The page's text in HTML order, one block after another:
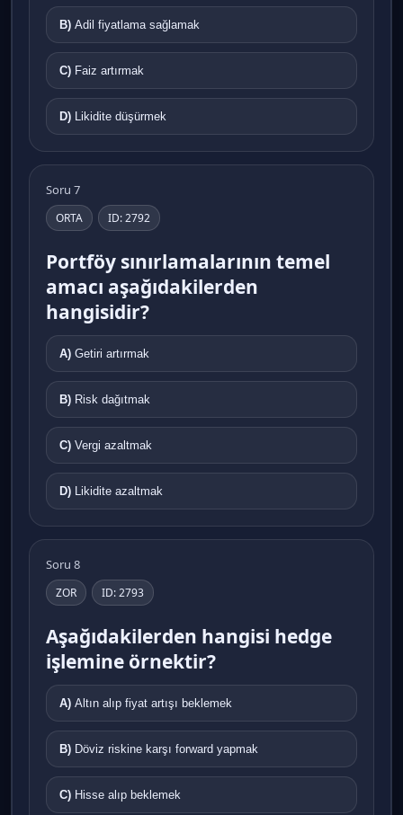
B) Adil fiyatlama sağlamak
C) Faiz artırmak
D) Likidite düşürmek
Soru 7
ORTA ID: 2792
Portföy sınırlamalarının temel
amacı aşağıdakilerden
hangisidir?
A) Getiri artırmak
B) Risk dağıtmak
C) Vergi azaltmak
D) Likidite azaltmak
Soru 8
ZOR ID: 2793
Aşağıdakilerden hangisi hedge
işlemine örnektir?
A) Altın alıp fiyat artışı beklemek
B) Döviz riskine karşı forward yapmak
C) Hisse alıp beklemek